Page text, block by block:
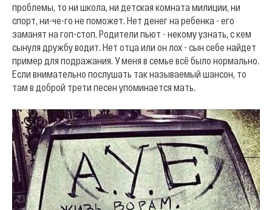
проблемы, то ни школа, ни детская комната милиции, ни
спорт, ни-че-го не поможет. Нет денег на ребенка - его
заманят на гоп-стоп. Родители пьют - некому узнать, с кем
сынуля дружбу водит. Нет отца или он лох - сын себе найдет
пример для подражания. У меня в семье всё было нормально.
Если внимательно послушать так называемый шансон, то
там в доброй трети песен упоминается мать.